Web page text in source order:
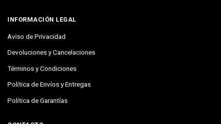
INFORMACIÓN LEGAL
Aviso de Privacidad
Devoluciones y Cancelaciones
Términos y Condiciones
Política de Envíos y Entregas
Política de Garantías